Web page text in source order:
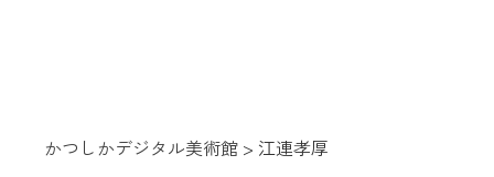
かつしかデジタル美術館 > 江連孝厚